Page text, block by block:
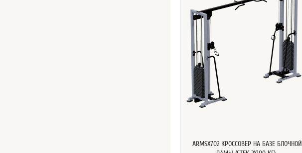
ARMSX702 КРОССОВЕР НА БАЗЕ БЛОЧНОЙ